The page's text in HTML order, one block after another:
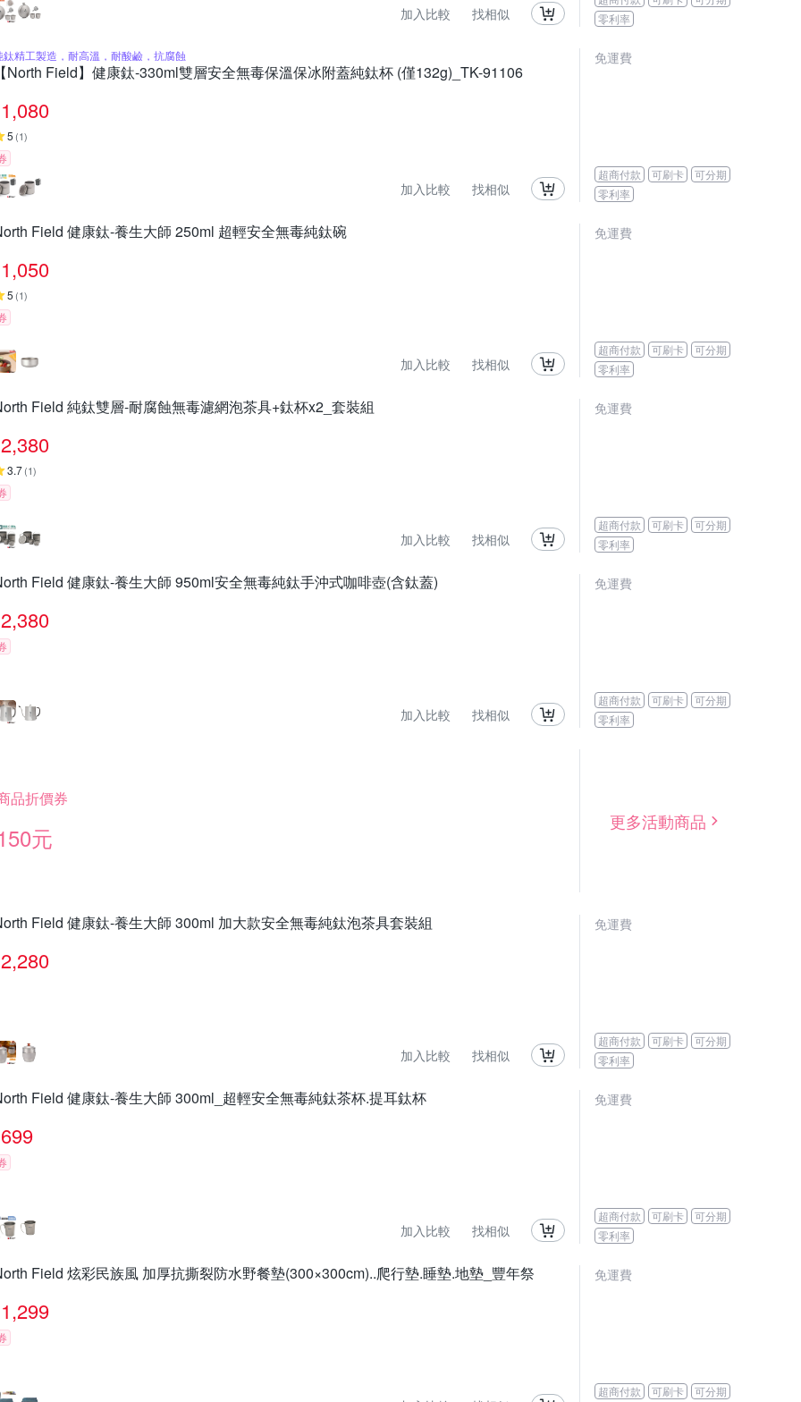
加入比較 找相似
零利率
鈦精工製造，耐高溫，耐酸鹼，抗腐蝕
North Field】健康鈦-330ml雙層安全無毒保溫保冰附蓋純鈦杯 (僅132g)_TK-91106
1,080
5 (1)
加入比較 找相似
免運費
超商付款 可刷卡
可分期
零利率
Field 健康鈦-養生大師 250ml 超輕安全無毒純鈦碗
1,050
5 (1)
加入比較 找相似
免運費
超商付款 可刷卡
可分期
零利率
Field 純鈦雙層-耐腐蝕無毒濾網泡茶具+鈦杯x2_套裝組
2,380
3.7(1)
加入比較 找相似
免運費
超商付款 可刷卡
可分期
零利率
Field 健康鈦-養生大師 950ml安全無毒純鈦手沖式咖啡壺(含鈦蓋)
2,380
加入比較 找相似
免運費
超商付款 可刷卡
可分期
零利率
品折價券
元
更多活動商品
Field 健康鈦-養生大師 300ml 加大款安全無毒純鈦泡茶具套裝組
2,280
加入比較 找相似
免運費
超商付款 可刷卡
可分期
零利率
Field 健康鈦-養生大師 300ml_超輕安全無毒純鈦茶杯.提耳鈦杯
699
加入比較 找相似
免運費
超商付款 可刷卡
可分期
零利率
Field 炫彩民族風 加厚抗撕裂防水野餐墊(300×300cm)..爬行墊.睡墊.地墊_豐年祭
1,299
免運費
超商付款 可刷卡 可分期